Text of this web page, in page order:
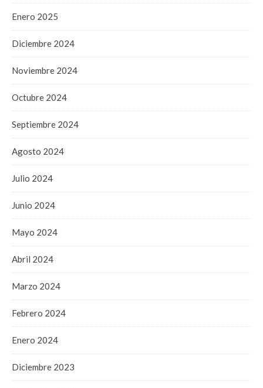
Enero 2025
Diciembre 2024
Noviembre 2024
Octubre 2024
Septiembre 2024
Agosto 2024
Julio 2024
Junio 2024
Mayo 2024
Abril 2024
Marzo 2024
Febrero 2024
Enero 2024
Diciembre 2023